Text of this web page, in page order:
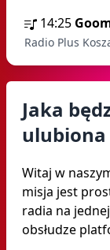
14:25
Radio Plus
Jaka
ulubiona
Witaj w
misja jest
radia na
obsłudze